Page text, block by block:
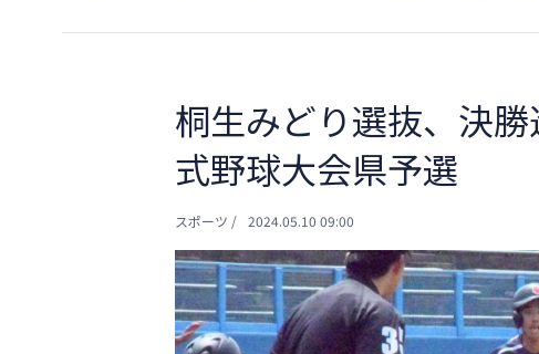
桐生みどり選抜、決
式野球大会県予選
スポーツ / 2024.05.10 09:00